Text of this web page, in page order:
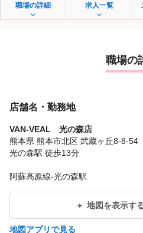
職場の詳細 求人一覧
職場の
店舗名・勤務地
VAN-VEAL 光の森店
熊本県 熊本市北区 武蔵ヶ丘8-8-54
光の森駅 徒歩13分
阿蘇高原線-光の森駅
地図を表示す
地図アプリで見る